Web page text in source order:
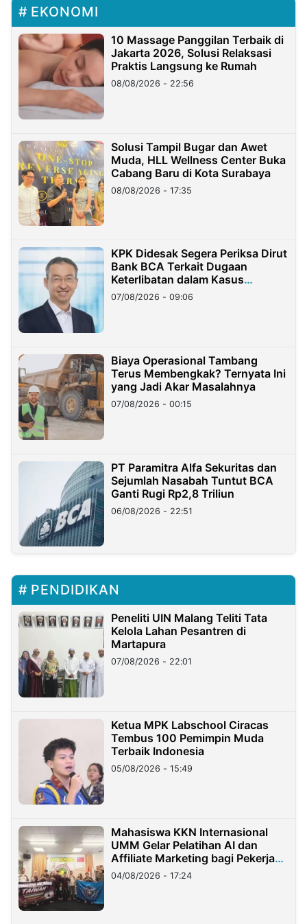
EKONOMI
10 Massage Panggilan Terbaik di
Jakarta 2026, Solusi Relaksasi
Praktis Langsung ke Rumah
08/08/2026 - 22:56
Solusi Tampil Bugar dan Awet
Muda, HLL Wellness Center Buka
Cabang Baru di Kota Surabaya
08/08/2026 - 17:35
KPK Didesak Segera Periksa Dirut
Bank BCA Terkait Dugaan
Keterlibatan dalam Kasus
Hilangnya Dana Nasabah Rp2,58
Miliar
07/08/2026 - 09:06
Biaya Operasional Tambang
Terus Membengkak? Ternyata Ini
yang Jadi Akar Masalahnya
07/08/2026 - 00:15
PT Paramitra Alfa Sekuritas dan
Sejumlah Nasabah Tuntut BCA
Ganti Rugi Rp2,8 Triliun
06/08/2026 - 22:51
PENDIDIKAN
Peneliti UIN Malang Teliti Tata
Kelola Lahan Pesantren di
Martapura
07/08/2026 - 22:01
Ketua MPK Labschool Ciracas
Tembus 100 Pemimpin Muda
Terbaik Indonesia
05/08/2026 - 15:49
Mahasiswa KKN Internasional
UMM Gelar Pelatihan AI dan
Affiliate Marketing bagi Pekerja
Migran Indonesia di Taiwan
04/08/2026 - 17:24